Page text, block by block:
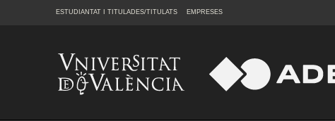
ESTUDIANTAT I TITULADES/TITULATS EMPRESES